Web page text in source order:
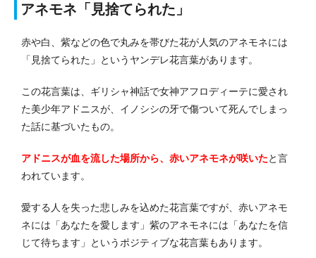
アネモネ「見捨てられた」
赤や白、紫などの色で丸みを帯びた花が人気のアネモネには
「見捨てられた」というヤンデレ花言葉があります。
この花言葉は、ギリシャ神話で女神アフロディーテに愛され
た美少年アドニスが、イノシシの牙で傷ついて死んでしまっ
た話に基づいたもの。
アドニスが血を流した場所から、赤いアネモネが咲いたと言
われています。
愛する人を失った悲しみを込めた花言葉ですが、赤いアネモ
ネには「あなたを愛します」紫のアネモネには「あなたを信
じて待ちます」というポジティブな花言葉もあります。